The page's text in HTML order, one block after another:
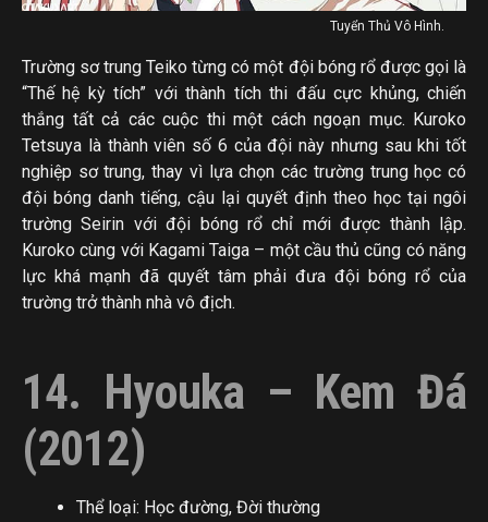
Tuyển Thủ Vô Hình.
Trường sơ trung Teiko từng có một đội bóng rổ được gọi là
“Thế hệ kỳ tích” với thành tích thi đấu cực khủng, chiến
thắng tất cả các cuộc thi một cách ngoạn mục. Kuroko
Tetsuya là thành viên số 6 của đội này nhưng sau khi tốt
nghiệp sơ trung, thay vì lựa chọn các trường trung học có
đội bóng danh tiếng, cậu lại quyết định theo học tại ngôi
trường Seirin với đội bóng rổ chỉ mới được thành lập.
Kuroko cùng với Kagami Taiga – một cầu thủ cũng có năng
lực khá mạnh đã quyết tâm phải đưa đội bóng rổ của
trường trở thành nhà vô địch.
14. Hyouka – Kem Đá
(2012)
Thể loại: Học đường, Đời thường